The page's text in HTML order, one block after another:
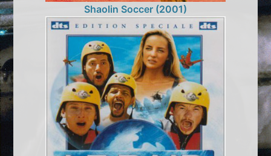
Shaolin Soccer (2001)